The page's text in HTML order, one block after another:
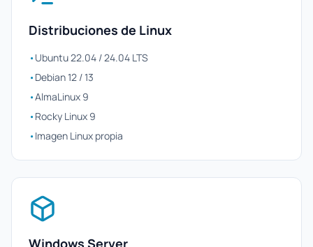
Distribuciones de Linux
•Ubuntu 22.04 / 24.04 LTS
•Debian 12 / 13
•AlmaLinux 9
•Rocky Linux 9
•Imagen Linux propia
Windows Server